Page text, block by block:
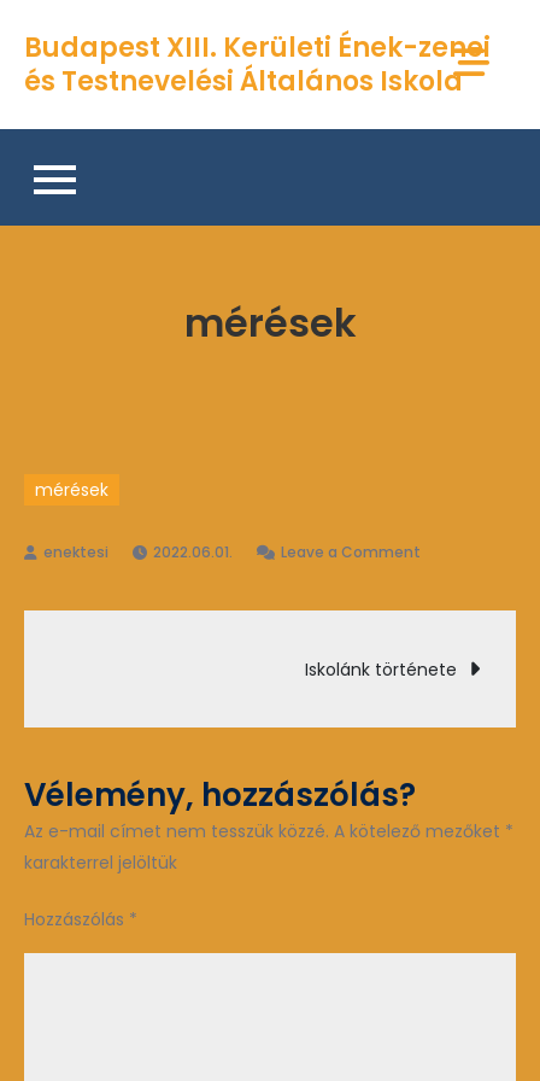
content
Budapest XIII. Kerületi Ének-zenei
és Testnevelési Általános Iskola
mérések
mérések
2022.06.01. Leave a Comment
Bejegyzés
navigáció
Iskolánk története
Vélemény, hozzászólás?
Az e-mail címet nem tesszük közzé. A kötelező mezőket *
karakterrel jelöltük
Hozzászólás *